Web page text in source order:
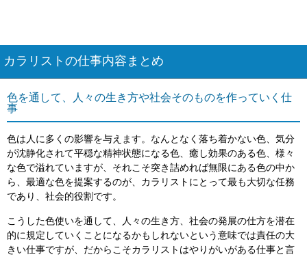
カラリストの仕事内容まとめ
色を通して、人々の生き方や社会そのものを作っていく仕
事
色は人に多くの影響を与えます。なんとなく落ち着かない色、気分
が沈静化されて平穏な精神状態になる色、癒し効果のある色、様々
な色で溢れていますが、それこそ突き詰めれば無限にある色の中か
ら、最適な色を提案するのが、カラリストにとって最も大切な任務
であり、社会的役割です。
こうした色使いを通して、人々の生き方、社会の発展の仕方を潜在
的に規定していくことになるかもしれないという意味では責任の大
きい仕事ですが、だからこそカラリストはやりがいがある仕事と言